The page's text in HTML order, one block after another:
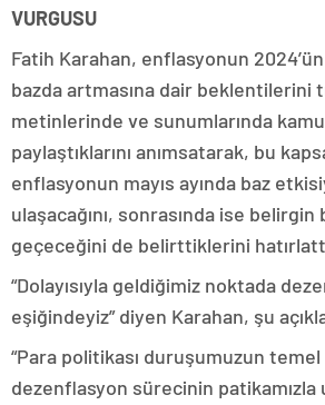
VURGUSU
Fatih Karahan, enflasyonun 2024’ün
bazda artmasına dair beklentilerini
metinlerinde ve sunumlarında
paylaştıklarını anımsatarak, bu
enflasyonun mayıs ayında baz
ulaşacağını, sonrasında ise
geçeceğini de belirttiklerini
“Dolayısıyla geldiğimiz noktada
eşiğindeyiz” diyen Karahan, şu
“Para politikası duruşumuzun
dezenflasyon sürecinin patikamızla